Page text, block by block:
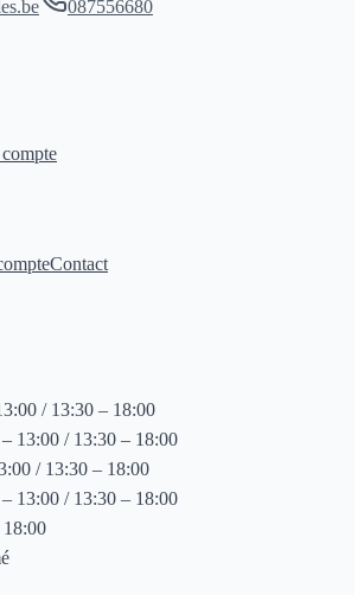
087556680
Contact
/ 13:30 – 18:00
13:00 / 13:30 – 18:00
/ 13:30 – 18:00
13:00 / 13:30 – 18:00
18:00